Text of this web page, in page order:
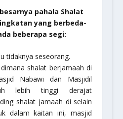
pahala Shalat
yang berbeda-
beberapa segi:
tidaknya seseorang.
shalat berjamaah di
Nabawi dan Masjidil
lebih tinggi derajat
shalat jamaah di selain
dalam kaitan ini, masjid